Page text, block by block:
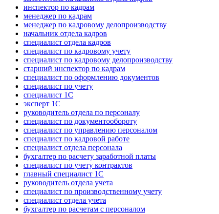
инспектор по кадрам
менеджер по кадрам
менеджер по кадровому делопроизводству
начальник отдела кадров
специалист отдела кадров
специалист по кадровому учету
специалист по кадровому делопроизводству
старший инспектор по кадрам
специалист по оформлению документов
специалист по учету
специалист 1С
эксперт 1С
руководитель отдела по персоналу
специалист по документообороту
специалист по управлению персоналом
специалист по кадровой работе
специалист отдела персонала
бухгалтер по расчету заработной платы
специалист по учету контрактов
главный специалист 1С
руководитель отдела учета
специалист по производственному учету
специалист отдела учета
бухгалтер по расчетам с персоналом